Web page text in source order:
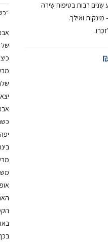
שְׂנים רבות בטיפוח שְׂירה
ואילך.
של